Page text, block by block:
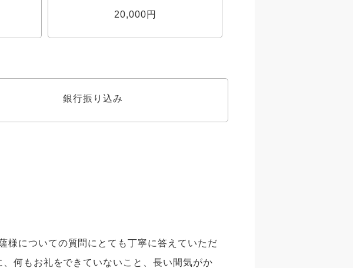
20,000円
銀行振り込み
様についての質問にとても丁寧に答えていただ
、何もお礼をできていないこと、長い間気がか